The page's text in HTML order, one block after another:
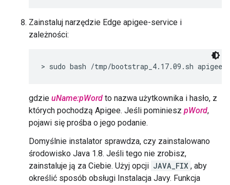
Zainstaluj narzędzie Edge apigee-service i
zależności:
> sudo bash /tmp/bootstrap_4.17.09.sh
gdzie uName:pWord to nazwa użytkownika i hasło, z
których pochodzą Apigee. Jeśli pominiesz pWord,
pojawi się prośba o jego podanie.
Domyślnie instalator sprawdza, czy zainstalowano
środowisko Java 1.8. Jeśli tego nie zrobisz,
zainstaluje ją za Ciebie. Użyj opcji JAVA_FIX , aby
określić sposób obsługi Instalacja Javy. Funkcja